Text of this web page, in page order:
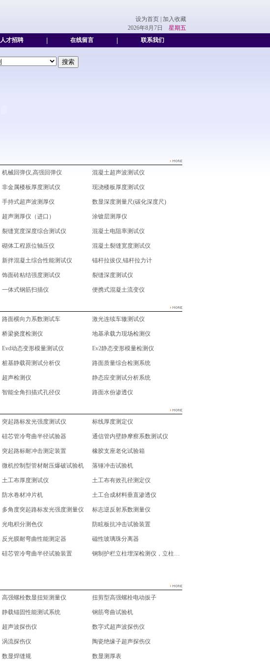
设为首页
加入收藏
2026年8月7日 星期五
人才招聘 在线留言 联系我们
机械回弹仪,高强回弹仪 混凝土超声波测试仪
非金属楼板厚度测试仪 现浇楼板厚度测试仪
手持式超声波测厚仪 数显深度测量尺(碳化深度尺)
超声测厚仪（进口） 涂镀层测厚仪
裂缝宽度深度综合测试仪 混凝土电阻率测试仪
砌体工程原位轴压仪 混凝土裂缝宽度测试仪
新拌混凝土综合性能测试仪 锚杆拉拔仪,锚杆拉力计
饰面砖粘结强度测试仪 裂缝深度测试仪
一体式钢筋扫描仪 便携式混凝土流变仪
路面横向力系数测试车 激光连续车辙测试仪
桥梁挠度检测仪 地基承载力现场检测仪
Evd动态变形模量测试仪 Ev2静态变形模量检测仪
桩基静载荷测试分析仪 路面质量综合检测系统
超声检测仪 静态应变测试分析系统
智能全角扫描式孔径仪 路面水份渗透仪
突起路标发光强度测试仪 标线厚度测定仪
硅芯管冷弯曲半径试验器 通信管内壁静摩察系数测试仪
突起路标耐冲击测定装置 橡胶支座老化试验箱
微机控制型管材耐压爆破试验机 落锤冲击试验机
土工布厚度测试仪 土工布有效孔径测定仪
防水卷材冲片机 土工合成材料垂直渗透仪
多角度突起路标发光强度测量仪 标志逆反射系数测量仪
光电积分测色仪 防眩板抗冲击试验装置
反光膜耐弯曲性能测定器 磁性玻璃珠分离器
硅芯管冷弯曲半径试验装置 钢制护栏立柱埋深检测仪，立柱埋深测量仪
高强螺栓数显扭矩测量仪 扭剪型高强螺栓电动扳子
静载锚固性能测试系统 钢筋弯曲试验机
超声波探伤仪 数字式超声波探伤仪
涡流探伤仪 陶瓷绝缘子超声探伤仪
数显焊缝规 数显测厚表